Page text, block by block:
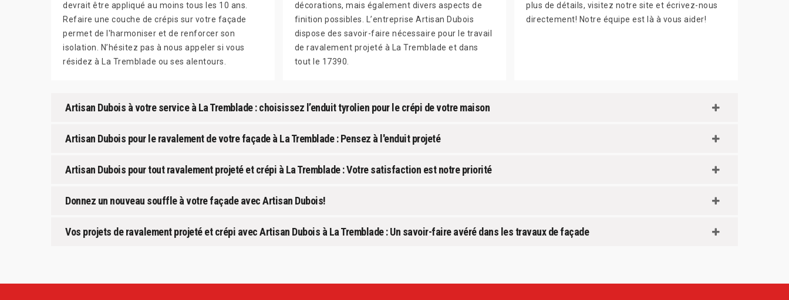
devrait être appliqué au moins tous les 10 ans.
Refaire une couche de crépis sur votre façade
permet de l'harmoniser et de renforcer son
isolation. N’hésitez pas à nous appeler si vous
résidez à La Tremblade ou ses alentours.
décorations, mais également divers aspects de
finition possibles. L’entreprise Artisan Dubois
dispose des savoir-faire nécessaire pour le travail
de ravalement projeté à La Tremblade et dans
tout le 17390.
plus de détails, visitez notre site et écrivez-nous
directement! Notre équipe est là à vous aider!
Artisan Dubois à votre service à La Tremblade : choisissez l’enduit tyrolien pour le crépi de votre maison
Artisan Dubois pour le ravalement de votre façade à La Tremblade : Pensez à l'enduit projeté
Artisan Dubois pour tout ravalement projeté et crépi à La Tremblade : Votre satisfaction est notre priorité
Donnez un nouveau souffle à votre façade avec Artisan Dubois!
Vos projets de ravalement projeté et crépi avec Artisan Dubois à La Tremblade : Un savoir-faire avéré dans les travaux de façade